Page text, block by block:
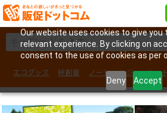
Our website uses cookies to give
relevant experience. By clicking on
consent to the use of cookies as per
Deny Accept
エコグッズ 絆創膏 ノート レジャーシート
フェイスシール